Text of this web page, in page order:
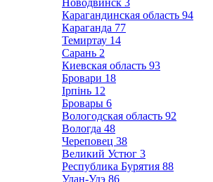
Новодвинск 3
Карагандинская область 94
Караганда 77
Темиртау 14
Сарань 2
Киевская область 93
Бровари 18
Ірпінь 12
Бровары 6
Вологодская область 92
Вологда 48
Череповец 38
Великий Устюг 3
Республика Бурятия 88
Улан-Удэ 86